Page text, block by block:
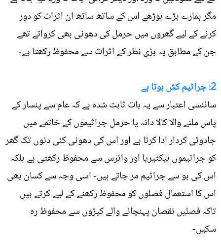
مگر ہمارے بڑے بوڑھے اس کے ساتھ ساتھ ان اثرات کو دور
کرنے کے لیے گھروں میں حرمل کی دھونی بھی کرواتے تھے
جن کے مطابق یہ بڑی نظر کے اثرات سے محفوظ رکھتا ہے-
2: جراثیم کش ہوتا ہے
سائنسی اعتبار سے یہ بات ثابت شدہ ہے کہ عام سے پنسار کے
پاس ملنے والا کالا دانہ یا حرمل جراثیموں کے خاتمے میں
جادوئی کردار ادا کرتا ہے اور اس کی دھونی کئی دنوں تک گھر
کو جراثیموں بیکٹیریا اور وائرس سے محفوظ رکھتی ہے بلکہ
اس کی بو سے جراثیم مر جاتے ہیں- اسی وجہ سے کسان بھی
اس کا استعمال فصلوں کو محفوظ رکھنے کے لیے کرتے ہیں
تاکہ فصلیں نقصان پہنچانے والے کیڑوں سے محفوظ رہ
سکیں-